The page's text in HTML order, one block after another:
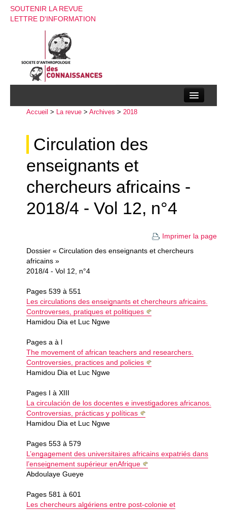
SOUTENIR LA REVUE
LETTRE D'INFORMATION
La société d’anthropologie des connaissances
Recherches
Appels à contributions
Instructions aux auteurs
Evenements
Accueil > La revue > Archives > 2018
Circulation des
enseignants et
chercheurs africains -
2018/4 - Vol 12, n°4
Imprimer la page
Dossier « Circulation des enseignants et chercheurs
africains »
2018/4 - Vol 12, n°4
Pages 539 à 551
Les circulations des enseignants et chercheurs africains.
Controverses, pratiques et politiques
Hamidou Dia et Luc Ngwe
Pages a à l
The movement of african teachers and researchers.
Controversies, practices and policies
Hamidou Dia et Luc Ngwe
Pages I à XIII
La circulación de los docentes e investigadores africanos.
Controversias, prácticas y políticas
Hamidou Dia et Luc Ngwe
Pages 553 à 579
L’engagement des universitaires africains expatriés dans
l’enseignement supérieur enAfrique
Abdoulaye Gueye
Pages 581 à 601
Les chercheurs algériens entre post-colonie et